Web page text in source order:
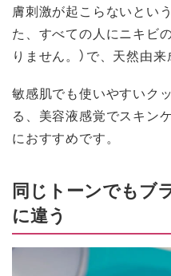
膚刺激が起こらないとい
た、すべての人にニキビ
りません。）で、天然由来
敏感肌でも使いやすいク
る、美容液感覚でスキン
におすすめです。
同じトーンでもブ
に違う